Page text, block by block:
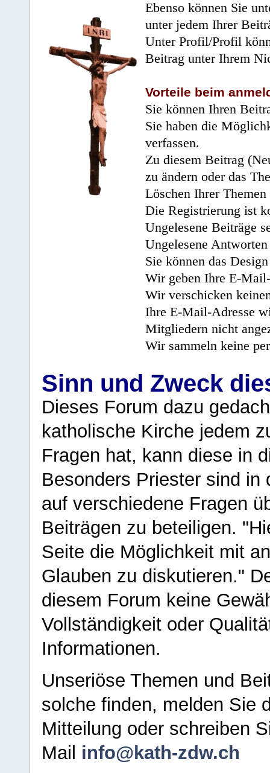
Ebenso können Sie
unter jedem Ihrer
Unter Profil/Profil
Beitrag unter Ihrem
Vorteile beim
Sie können Ihren
Sie haben die
verfassen.
Zu diesem Beitrag
zu ändern oder das
Löschen Ihrer
Die Registrierung ist
Ungelesene Beiträge
Ungelesene
Sie können das
Wir geben Ihre E-
Wir verschicken
Ihre E-Mail-Adresse
Mitgliedern nicht
Wir sammeln keine
Sinn und Zweck
Dieses Forum dazu
katholische Kirche jedem
Fragen hat, kann diese in
Besonders Priester sind in
auf verschiedene Fragen
Beiträgen zu beteiligen.
Seite die Möglichkeit mit
Glauben zu diskutieren."
diesem Forum keine
Vollständigkeit oder
Informationen.
Unseriöse Themen und
solche finden, melden Sie
Mitteilung oder schreiben
Mail info@kath-zdw.ch